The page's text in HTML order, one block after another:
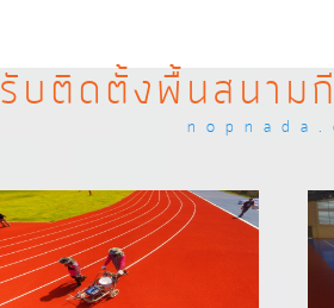
รับติดตั้งพื้นสนาม